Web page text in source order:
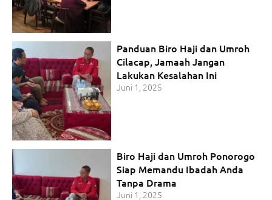
Panduan Biro Haji dan Umroh
Cilacap, Jamaah Jangan
Lakukan Kesalahan Ini
Juni 1, 2025
Biro Haji dan Umroh Ponorogo
Siap Memandu Ibadah Anda
Tanpa Drama
Juni 1, 2025